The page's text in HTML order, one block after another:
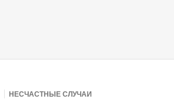
НЕСЧАСТНЫЕ СЛУЧАИ